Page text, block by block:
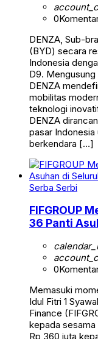
0
DENZA, Sub-
(BYD) secara
Indonesia
D9. Mengusung
DENZA
mobilitas
teknologi
DENZA
pasar Indonesia
berkendara […]
Serba Serbi
FIFGROUP
36 Panti
0
Memasuki
Idul Fitri 1
Finance
kepada sesama
Rp 360 juta